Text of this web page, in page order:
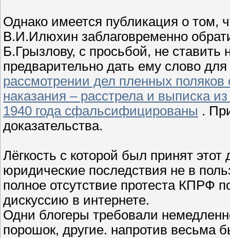
Однако имеется публикация о том,
В.И.Илюхин заблаговременно
Б.Грызлову, с просьбой, не ставить
предварительно дать ему слово
рассмотрении дел пленных
наказания – расстрела и выписка
1940 года сфальсифицированы .
доказательства.
Лёгкость с которой был принят
юридические последствия не в
полное отсутствие протеста КПРФ
дискуссию в интернете.
Одни блогеры требовали
порошок, другие. напротив